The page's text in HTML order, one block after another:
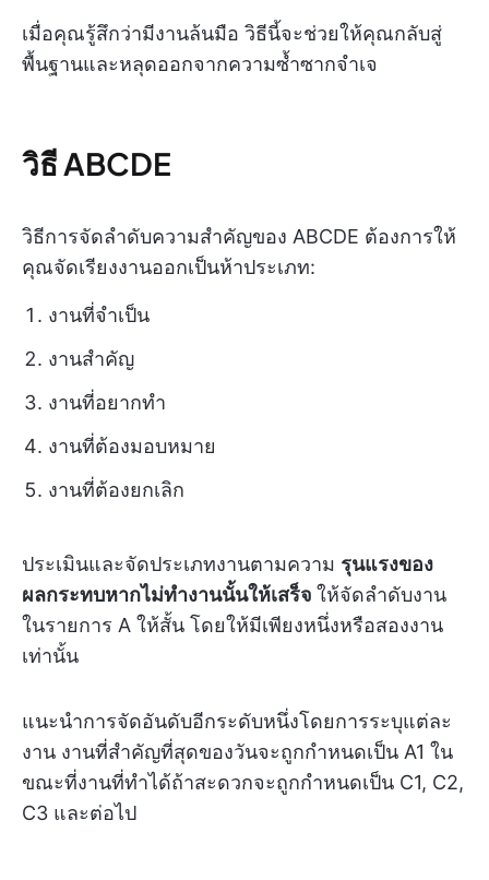
เมื่อคุณรู้สึกว่ามีงานล้นมือ วิธีนี้จะช่วยให้คุณกลับสู่
พื้นฐานและหลุดออกจากความซ้ำซากจำเจ
วิธี ABCDE
วิธีการจัดลำดับความสำคัญของ ABCDE ต้องการให้
คุณจัดเรียงงานออกเป็นห้าประเภท:
งานที่จำเป็น
งานสำคัญ
งานที่อยากทำ
งานที่ต้องมอบหมาย
งานที่ต้องยกเลิก
ประเมินและจัดประเภทงานตามความ รุนแรงของ
ผลกระทบหากไม่ทำงานนั้นให้เสร็จ ให้จัดลำดับงาน
ในรายการ A ให้สั้น โดยให้มีเพียงหนึ่งหรือสองงาน
เท่านั้น
แนะนำการจัดอันดับอีกระดับหนึ่งโดยการระบุแต่ละ
งาน งานที่สำคัญที่สุดของวันจะถูกกำหนดเป็น A1 ใน
ขณะที่งานที่ทำได้ถ้าสะดวกจะถูกกำหนดเป็น C1, C2,
C3 และต่อไป